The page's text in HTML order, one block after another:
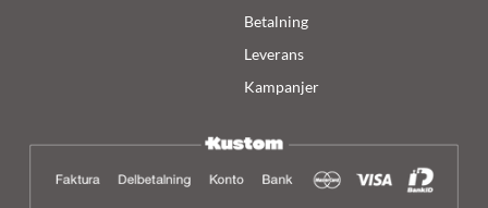
Betalning
Leverans
Kampanjer